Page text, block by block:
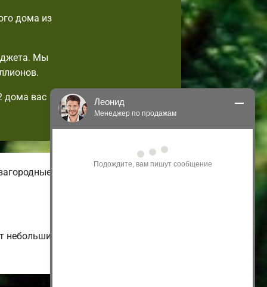
дома из
Мы
дома вас
На нашем онлайн-сайте
малоэтажных и
Леонид
Менеджер по продажам
Здравствуйте! Я могу
проконсультировать Вас по нашим
акциям и проектам.